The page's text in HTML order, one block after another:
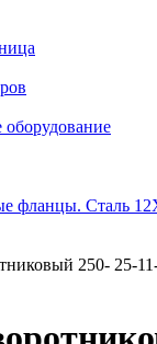
оборудование
фланцы. Сталь
250- 25-